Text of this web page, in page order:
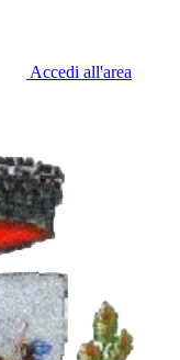
Accedi all'area